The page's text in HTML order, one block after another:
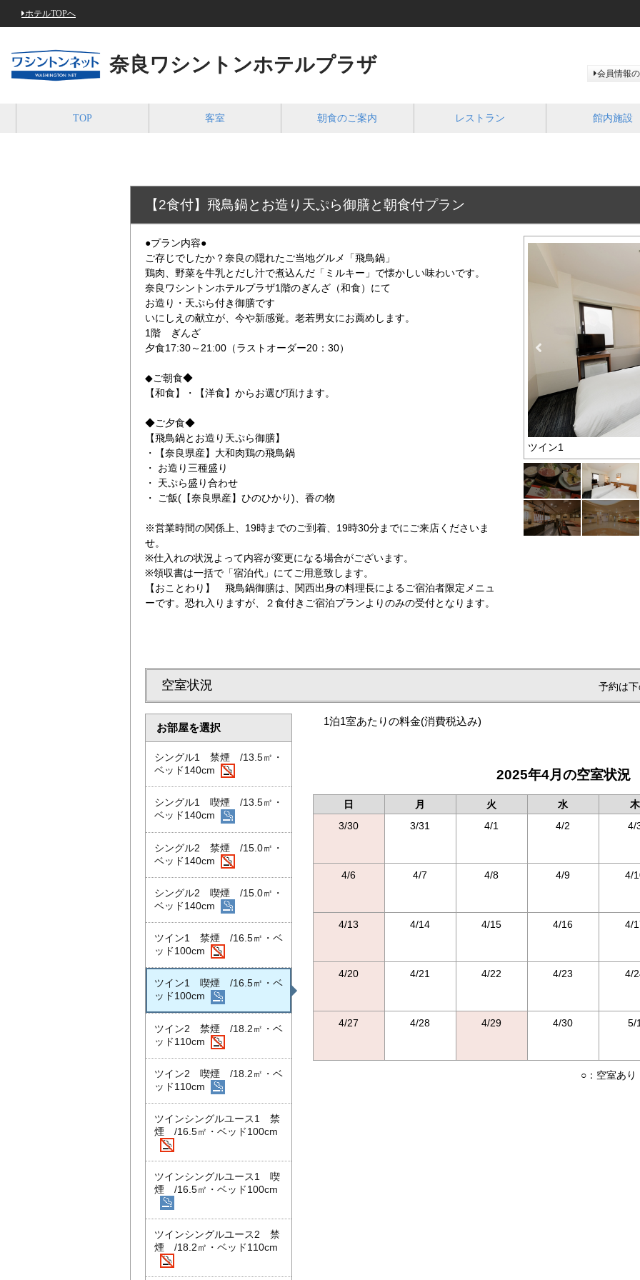
ホテルTOPへ
奈良ワシントンホテルプラザ 会員情報
TOP 客室 朝食のご案内 レストラン 館内施設
【2食付】飛鳥鍋とお造り天ぷら御膳と朝食付プラン
●プラン内容●
ご存じでしたか？奈良の隠れたご当地グルメ「飛鳥鍋」
鶏肉、野菜を牛乳とだし汁で煮込んだ「ミルキー」で懐かしい味わいです。
奈良ワシントンホテルプラザ1階のぎんざ（和食）にて
お造り・天ぷら付き御膳です
いにしえの献立が、今や新感覚。老若男女にお薦めします。
1階 ぎんざ
夕食17:30～21:00（ラストオーダー20：30）
◆ご朝食◆
【和食】・【洋食】からお選び頂けます。
◆ご夕食◆
【飛鳥鍋とお造り天ぷら御膳】
・【奈良県産】大和肉鶏の飛鳥鍋
・ お造り三種盛り
・ 天ぷら盛り合わせ
・ ご飯(【奈良県産】ひのひかり)、香の物
※営業時間の関係上、19時までのご到着、19時30分までにご来店くださいま
せ。
※仕入れの状況よって内容が変更になる場合がございます。
※領収書は一括で「宿泊代」にてご用意致します。
【おことわり】 飛鳥鍋御膳は、関西出身の料理長によるご宿泊者限定メニュ
ーです。恐れ入りますが、２食付きご宿泊プランよりのみの受付となります。
飛鳥鍋とお造り天ぷら御膳 ツイン1
空室状況 予約は
お部屋を選択
シングル1 禁煙 /13.5㎡・
ベッド140cm
シングル1 喫煙 /13.5㎡・
ベッド140cm
シングル2 禁煙 /15.0㎡・
ベッド140cm
シングル2 喫煙 /15.0㎡・
ベッド140cm
ツイン1 禁煙 /16.5㎡・ベ
ッド100cm
ツイン1 喫煙 /16.5㎡・ベ
ッド100cm
ツイン2 禁煙 /18.2㎡・ベ
ッド110cm
ツイン2 喫煙 /18.2㎡・ベ
ッド110cm
ツインシングルユース1 禁
煙 /16.5㎡・ベッド100cm
ツインシングルユース1 喫
煙 /16.5㎡・ベッド100cm
ツインシングルユース2 禁
煙 /18.2㎡・ベッド110cm
1泊1室あたりの料金(消費税込み)
2025年4月の空室状況
日 月 火 水
木
3/30
3/31 4/1 4/2 4/
4/6 4/7 4/8 4/9 4/
4/13 4/14 4/15 4/16 4/
4/20 4/21 4/22 4/23 4/
4/27 4/28 4/29 4/30 5/
○：空室あ